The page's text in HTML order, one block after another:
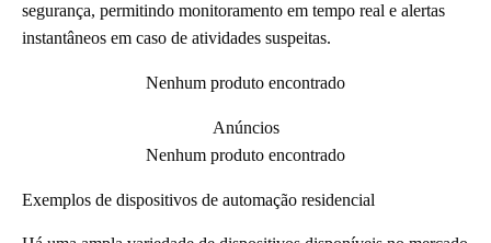
segurança, permitindo monitoramento em tempo real e alertas
instantâneos em caso de atividades suspeitas.
Nenhum produto encontrado
Anúncios
Nenhum produto encontrado
Exemplos de dispositivos de automação residencial